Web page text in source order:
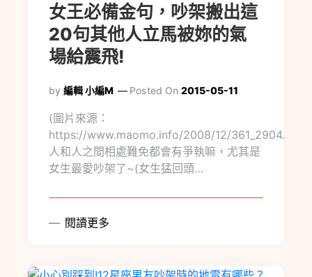
女王必備金句，吵架搬出這
20句其他人立馬被妳的氣
場給震飛!
by 編輯 小編M Posted On 2015-05-11
(圖片來源：
https://www.maomo.info/2008/12/361_2904.html)
人和人之間相處難免都會有爭執嘛，尤其是
女生最愛吵架了~(女生猛回頭…
閱讀更多